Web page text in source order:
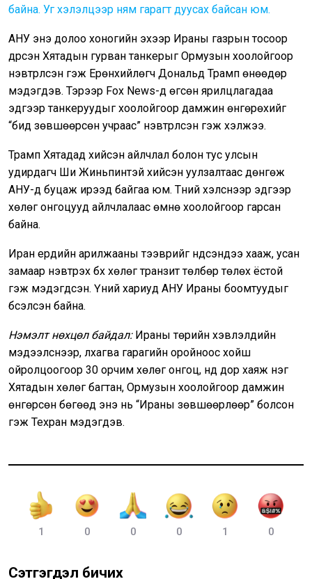
байна. Уг хэлэлцээр ням гарагт дуусах байсан юм.
АНУ энэ долоо хоногийн эхээр Ираны газрын тосоор
дүүрсэн Хятадын гурван танкерыг Ормузын хоолойгоор
нэвтрүүлсэн гэж Ерөнхийлөгч Дональд Трамп өнөөдөр
мэдэгдэв. Тэрээр Fox News-д өгсөн ярилцлагадаа
эдгээр танкеруудыг хоолойгоор дамжин өнгөрөхийг
“бид зөвшөөрсөн учраас” нэвтрүүлсэн гэж хэлжээ.
Трамп Хятадад хийсэн айлчлал болон тус улсын
удирдагч Ши Жиньпинтэй хийсэн уулзалтаас дөнгөж
АНУ-д буцаж ирээд байгаа юм. Түүний хэлснээр эдгээр
хөлөг онгоцууд айлчлалаас өмнө хоолойгоор гарсан
байна.
Иран ердийн арилжааны тээврийг үндсэндээ хааж, усан
замаар нэвтрэх бүх хөлөг транзит төлбөр төлөх ёстой
гэж мэдэгдсэн. Үүний хариуд АНУ Ираны боомтуудыг
бүсэлсэн байна.
Нэмэлт нөхцөл байдал: Ираны төрийн хэвлэлүүдийн
мэдээлснээр, лхагва гарагийн оройноос хойш
ойролцоогоор 30 орчим хөлөг онгоц, үүнд дор хаяж нэг
Хятадын хөлөг багтан, Ормузын хоолойгоор дамжин
өнгөрсөн бөгөөд энэ нь “Ираны зөвшөөрлөөр” болсон
гэж Техран мэдэгдэв.
1 0 0 0 1 0
Сэтгэгдэл бичих